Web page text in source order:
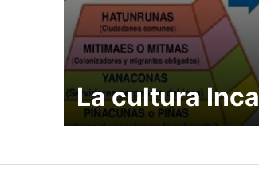
La cultura Inca